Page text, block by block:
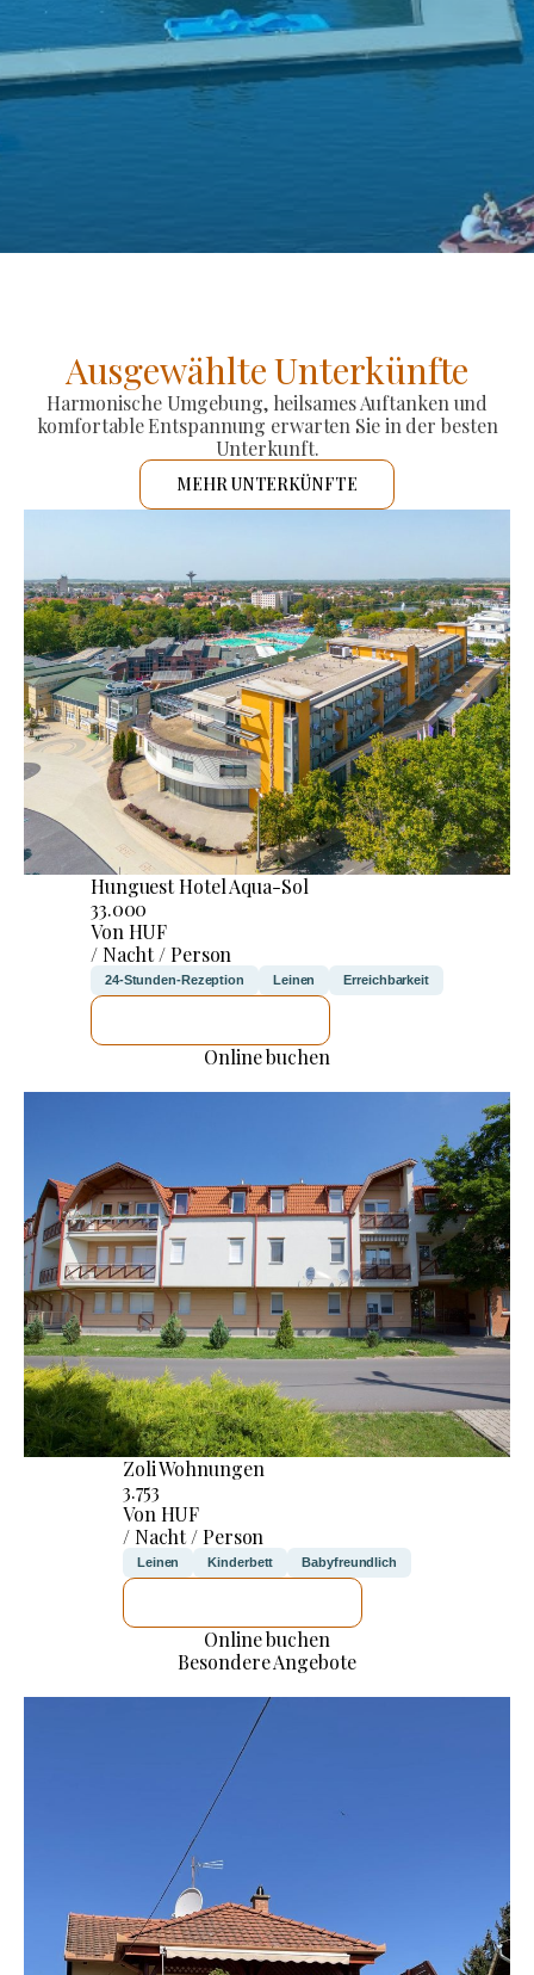
Ausgewählte Unterkünfte
Harmonische Umgebung, heilsames Auftanken und
komfortable Entspannung erwarten Sie in der besten
Unterkunft.
MEHR UNTERKÜNFTE
Hunguest Hotel Aqua-Sol
33.000
Von HUF
/ Nacht / Person
24-Stunden-Rezeption Leinen Erreichbarkeit
Online buchen
Zoli Wohnungen
3.753
Von HUF
/ Nacht / Person
Leinen Kinderbett Babyfreundlich
Online buchen
Besondere Angebote